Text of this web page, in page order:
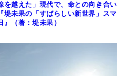
を越えた」現代で、命との向き合い
堤未果の「すばらしい新世界」スマ
（著：堤未果）